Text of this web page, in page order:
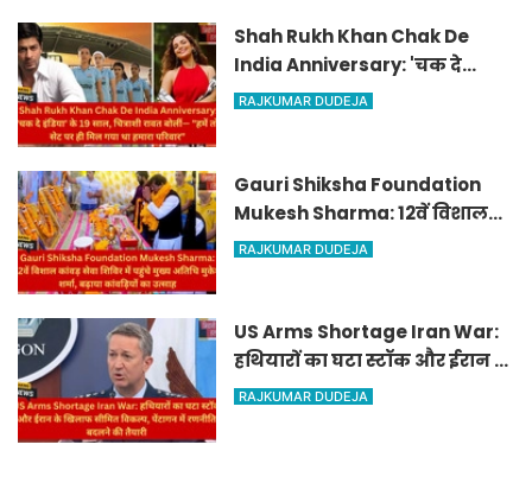
Shah Rukh Khan Chak De
India Anniversary: 'चक दे
इंडिया' के 19 साल, चित्राशी रावत
RAJKUMAR DUDEJA
Gauri Shiksha Foundation
Mukesh Sharma: 12वें विशाल
कांवड़ सेवा शिविर में पहुंचे मुख्य
RAJKUMAR DUDEJA
US Arms Shortage Iran War:
हथियारों का घटा स्टॉक और ईरान के
खिलाफ सीमित विकल्प, पेंटागन में
RAJKUMAR DUDEJA